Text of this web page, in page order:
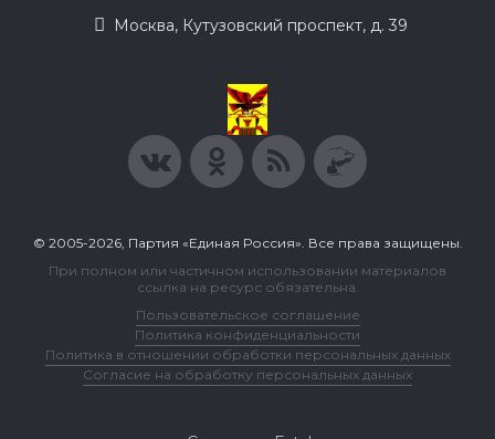
Москва, Кутузовский проспект, д. 39
© 2005-2026, Партия «Единая Россия». Все права защищены.
При полном или частичном использовании материалов
ссылка на ресурс обязательна.
Пользовательское соглашение
Политика конфиденциальности
Политика в отношении обработки персональных данных
Согласие на обработку персональных данных